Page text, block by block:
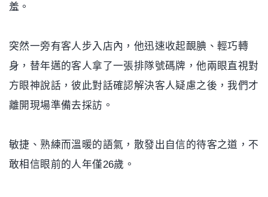
羞。
突然一旁有客人步入店內，他迅速收起靦腆、輕巧轉
身，替年邁的客人拿了一張排隊號碼牌，他兩眼直視對
方眼神說話，彼此對話確認解決客人疑慮之後，我們才
離開現場準備去採訪。
敏捷、熟練而溫暖的語氣，散發出自信的待客之道，不
敢相信眼前的人年僅26歲。